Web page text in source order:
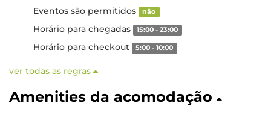
Eventos são permitidos não
Horário para chegadas 15:00 - 23:00
Horário para checkout 5:00 - 10:00
ver todas as regras
Amenities da acomodação